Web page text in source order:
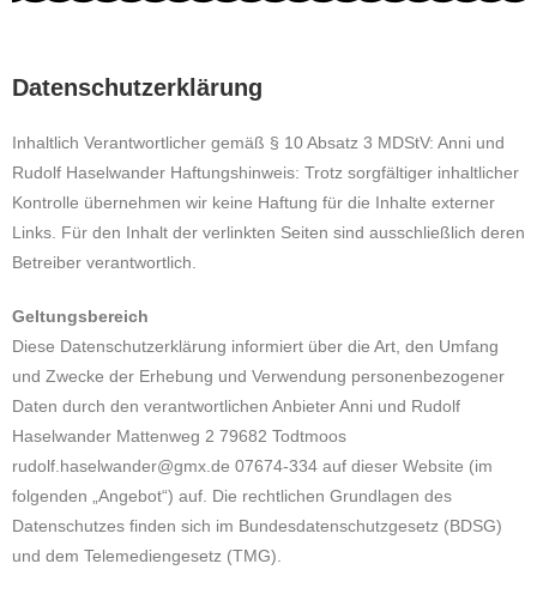
Datenschutzerklärung
Inhaltlich Verantwortlicher gemäß § 10 Absatz 3 MDStV: Anni und
Rudolf Haselwander Haftungshinweis: Trotz sorgfältiger inhaltlicher
Kontrolle übernehmen wir keine Haftung für die Inhalte externer
Links. Für den Inhalt der verlinkten Seiten sind ausschließlich deren
Betreiber verantwortlich.
Geltungsbereich
Diese Datenschutzerklärung informiert über die Art, den Umfang
und Zwecke der Erhebung und Verwendung personenbezogener
Daten durch den verantwortlichen Anbieter Anni und Rudolf
Haselwander Mattenweg 2 79682 Todtmoos
rudolf.haselwander@gmx.de 07674-334 auf dieser Website (im
folgenden „Angebot“) auf. Die rechtlichen Grundlagen des
Datenschutzes finden sich im Bundesdatenschutzgesetz (BDSG)
und dem Telemediengesetz (TMG).